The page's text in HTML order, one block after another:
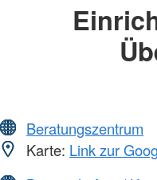
Beratungszentrum
Karte: Link zur